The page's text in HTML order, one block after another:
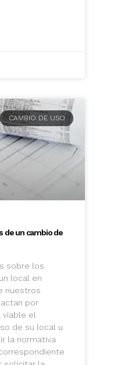
CAMBIO DE USO
de un cambio de
sobre los
local en
nuestros
por
viable el
de su local u
la normativa